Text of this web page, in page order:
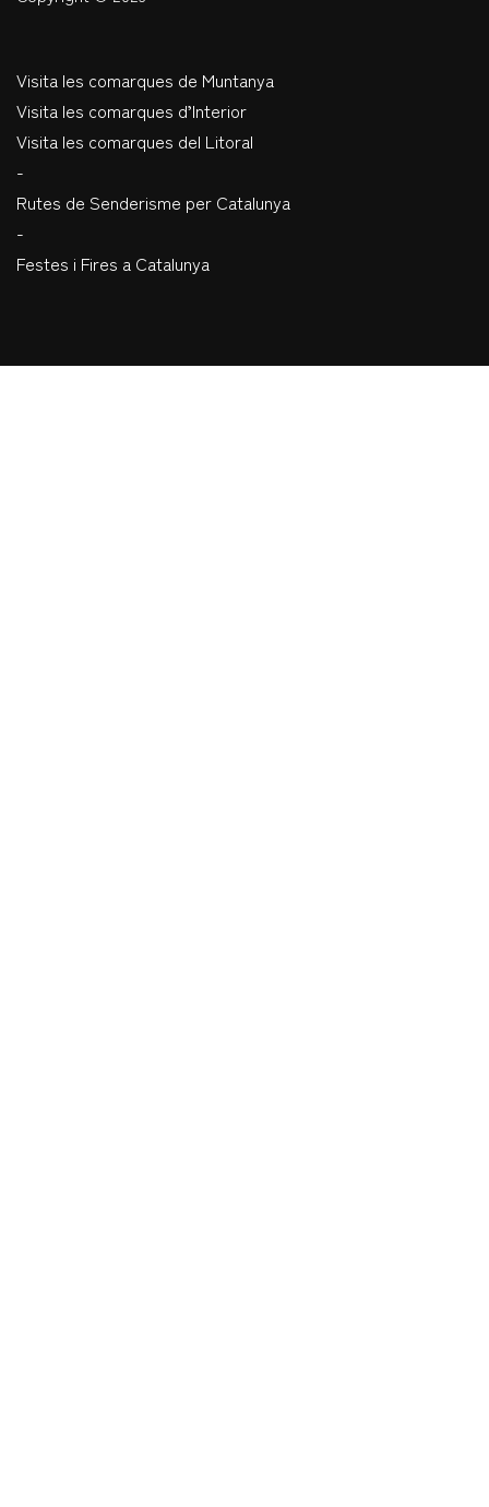
Visita les comarques de Muntanya
Visita les comarques d’Interior
Visita les comarques del Litoral
-
Rutes de Senderisme per Catalunya
-
Festes i Fires a Catalunya